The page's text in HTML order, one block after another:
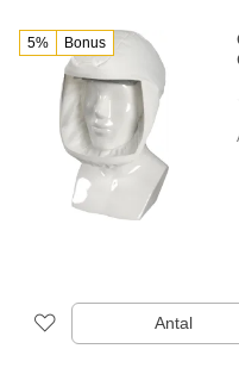
5% Bonus
Antal